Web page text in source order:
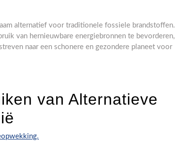
alternatief voor traditionele fossiele brandstoffen.
van hernieuwbare energiebronnen te bevorderen,
naar een schonere en gezondere planeet voor
van Alternatieve